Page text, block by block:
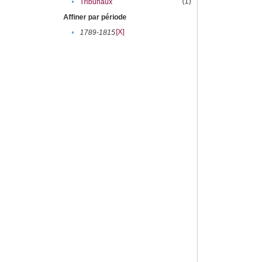
•
Tribunaux
Affiner par période
•
1789-1815[X]